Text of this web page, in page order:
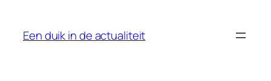
Een duik in de actualiteit